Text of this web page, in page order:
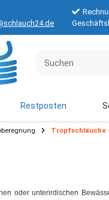
Restposten
Tropfschläuche
oder unterirdischen